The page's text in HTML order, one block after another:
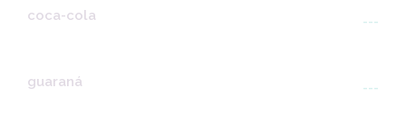
coca-cola ---
guaraná ---